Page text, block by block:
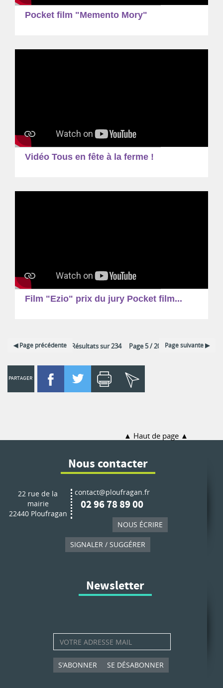
Pocket film "Memento Mory"
Vidéo Tous en fête à la ferme !
Film "Ezio" prix du jury Pocket film...
Page précédente Page suivante
12 Résultats sur 234 Page 5 / 20
PARTAGER
Haut de page
Nous contacter
22 rue de la
mairie
22440 Ploufragan
contact@ploufragan.fr
02 96 78 89 00
NOUS ÉCRIRE
SIGNALER / SUGGÉRER
Newsletter
S'ABONNER SE DÉSABONNER